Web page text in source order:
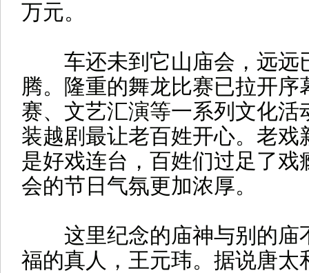
万元。
车还未到它山庙会，远远
腾。隆重的舞龙比赛已拉开序
赛、文艺汇演等一系列文化活
装越剧最让老百姓开心。老戏
是好戏连台，百姓们过足了戏
会的节日气氛更加浓厚。
这里纪念的庙神与别的庙
福的真人，王元玮。据说唐太